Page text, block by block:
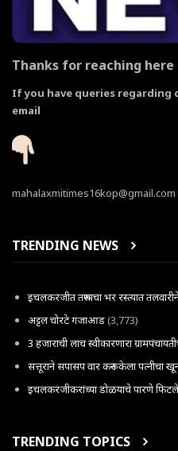
Thanks for reaching here
If you have queries
email
mahalaxmitimes16kop@gmail.com
TRENDING NEWS
इचलकरंजीत तरूणाचा भर रस्त्यात
अट्टल चोरटे गजाआड(3,773)
3 हजाराची लाच स्वीकारणारा
सत्तूराने सपासप वार करून केला पत्नीचा
इचलकरंजीकरांच्या डोळयाचे पारणे फिटले
TRENDING TOPICS